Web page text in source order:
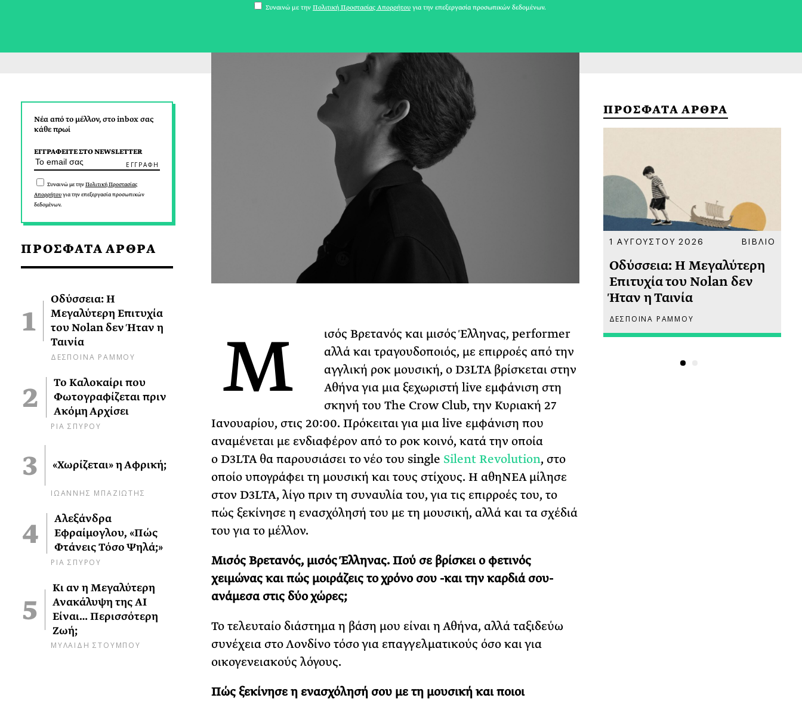
Νέα από το μέλλον, στο inbox σας
κάθε πρωί
ΕΓΓΡΑΦΕΙΤΕ ΣΤΟ NEWSLETTER
Συναινώ με τηνΠολιτική Προστασίας
Απορρήτουγια την επεξεργασία προσωπικών
δεδομένων.
ΠΡΟΣΦΑΤΑ ΑΡΘΡΑ
Οδύσσεια: Η
Μεγαλύτερη Επιτυχία
του Nolan δεν Ήταν η
Ταινία
ΔΕΣΠΟΙΝΑ ΡΑΜΜΟΥ
Το Καλοκαίρι που
Φωτογραφίζεται πριν
Ακόμη Αρχίσει
ΡΙΑ ΣΠΥΡΟΥ
«Χωρίζεται» η Αφρική;
ΙΩΑΝΝΗΣ ΜΠΑΖΙΩΤΗΣ
Αλεξάνδρα
Εφραίμογλου, «Πώς
Φτάνεις Τόσο Ψηλά;»
ΡΙΑ ΣΠΥΡΟΥ
Κι αν η Μεγαλύτερη
Ανακάλυψη της AI
Είναι… Περισσότερη
Ζωή;
ΜΥΛΑΙΔΗ ΣΤΟΥΜΠΟΥ
Μ
ισός Βρετανός και μισός Έλληνας, performer
αλλά και τραγουδοποιός, με επιρροές από την
αγγλική ροκ μουσική, ο D3LTA βρίσκεται στην
Αθήνα για μια ξεχωριστή live εμφάνιση στη
σκηνή του The Crow Club, την Κυριακή 27
Ιανουαρίου, στις 20:00. Πρόκειται για μια live εμφάνιση που
αναμένεται με ενδιαφέρον από το ροκ κοινό, κατά την οποία
ο D3LTA θα παρουσιάσει το νέο του single Silent Revolution, στο
οποίο υπογράφει τη μουσική και τους στίχους. Η αθηΝΕΑ μίλησε
στον D3LTA, λίγο πριν τη συναυλία του, για τις επιρροές του, το
πώς ξεκίνησε η ενασχόλησή του με τη μουσική, αλλά και τα σχέδιά
του για το μέλλον.
Μισός Βρετανός, μισός Έλληνας. Πού σε βρίσκει ο φετινός
χειμώνας και πώς μοιράζεις το χρόνο σου -και την καρδιά σου-
ανάμεσα στις δύο χώρες;
Το τελευταίο διάστημα η βάση μου είναι η Αθήνα, αλλά ταξιδεύω
συνέχεια στο Λονδίνο τόσο για επαγγελματικούς όσο και για
οικογενειακούς λόγους.
Πώς ξεκίνησε η ενασχόλησή σου με τη μουσική και ποιοι
ΠΡΟΣΦΑΤΑ ΑΡΘΡΑ
31 ΙΟΥΛΙΟΥ 2026
Το Καλοκαίρι που
Φωτογραφίζεται πριν
1 ΑΥΓΟΥΣΤΟΥ 2026 ΒΙΒΛΙΟ
Οδύσσεια: Η Μεγαλύτερη
Επιτυχία του Nolan δεν
Ήταν η Ταινία
ΔΕΣΠΟΙΝΑ ΡΑΜΜΟΥ
Συναινώ με την Πολιτική Προστασίας Απορρήτου για την επεξεργασία προσωπικών δεδομένων.